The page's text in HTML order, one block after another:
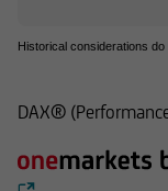
Historical considerations
DAX®